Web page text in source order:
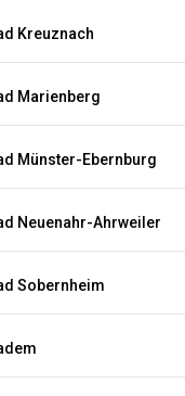
Kreuznach
Marienberg
Münster-Ebernburg
Neuenahr-Ahrweiler
Sobernheim